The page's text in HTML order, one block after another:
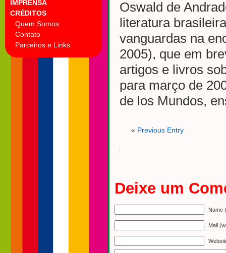
IMPRENSA
CRÉDITOS
Quem Somos
Contato
Parceiros e Links
Oswald de
literatura
vanguardas na
2005), que em
artigos e livros
para março de
de los Mundos,
« Previous Entry
Deixe um
Name
Mail